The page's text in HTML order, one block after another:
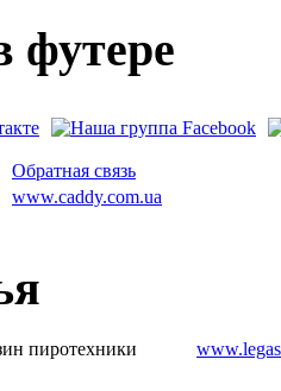
футере
Обратная связь
www.caddy.com.ua
пиротехники